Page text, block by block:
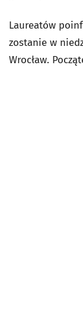
Laureatów
zostanie w
Wrocław.